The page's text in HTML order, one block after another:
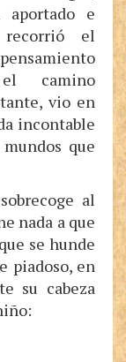
e
el
camino
vio en
incontable
que
al
nada a que
se hunde
piadoso, en
su cabeza